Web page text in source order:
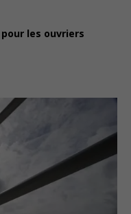
les ouvriers